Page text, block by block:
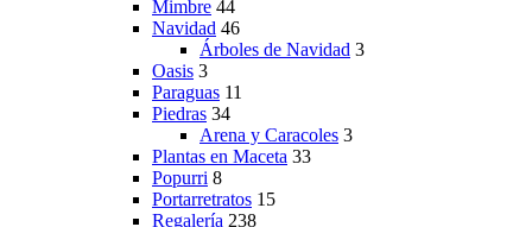
Mimbre 44
Navidad 46
Árboles de Navidad 3
Oasis 3
Paraguas 11
Piedras 34
Arena y Caracoles 3
Plantas en Maceta 33
Popurri 8
Portarretratos 15
Regalería 238